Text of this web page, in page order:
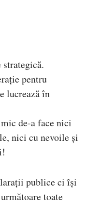
pentru
lucrează în
de-a face nici
nici cu nevoile și
publice ci își
toate